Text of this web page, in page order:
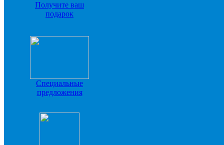
Получите ваш
подарок
Специальные
предложения